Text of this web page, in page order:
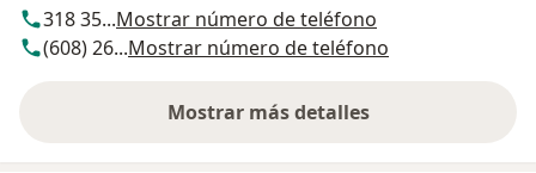
318 35...Mostrar número de teléfono
(608) 26...Mostrar número de teléfono
Mostrar más detalles
sobre la dirección